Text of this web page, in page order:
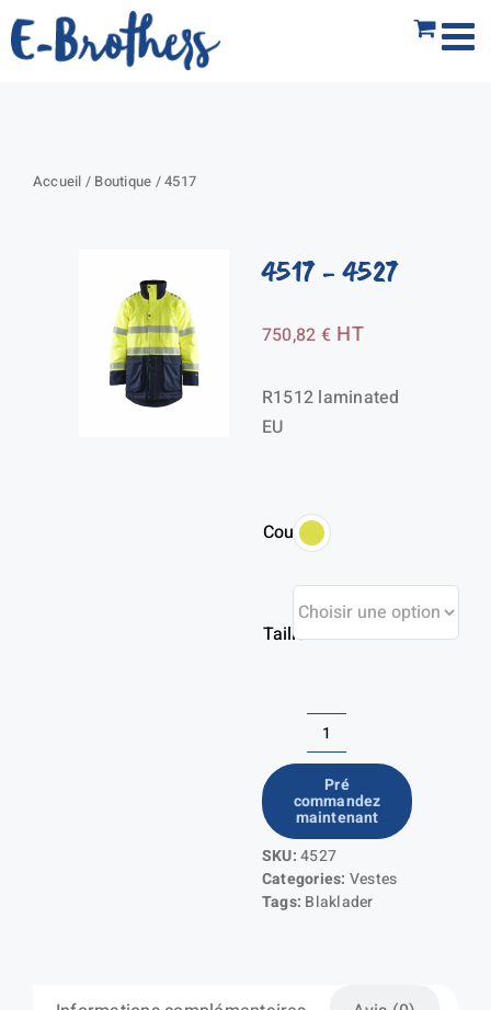
Passer
au
Accueil / Boutique /4517
4517- 4527
750,82 € HT
R1512 laminated
EU
Couleur
Taille
quantité
de
4517
Pré
commandez
maintenant
SKU:4527
Categories: Vestes
Tags: Blaklader